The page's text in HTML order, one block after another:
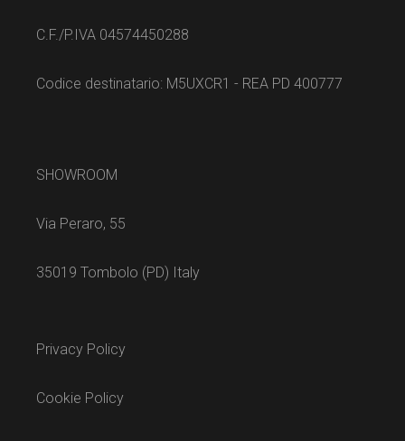
C.F./P.IVA 04574450288
Codice destinatario: M5UXCR1 - REA PD 400777
SHOWROOM
Via Peraro, 55
35019 Tombolo (PD) Italy
Privacy Policy
Cookie Policy